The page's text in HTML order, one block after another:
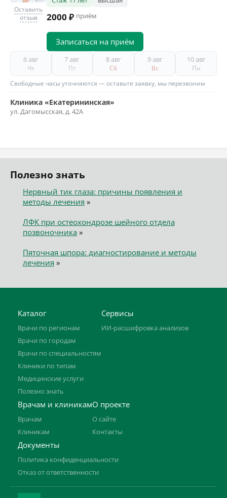
Оставить
отзыв
2000 ₽ приём
Записаться на приём
6 авг
Чт
7 авг
Пт
8 авг
Сб
9 авг
Вс
10 авг
Пн
Свободные часы уточняются — оставьте заявку, мы перезвоним
Клиника «Екатерининская»
ул. Дагомысская, д. 42А
Полезно знать
Нервный тик глаза: причины появления и
методы лечения »
ЛФК при остеохондрозе шейного отдела
позвоночника»
Пяточная шпора: диагностирование и методы
лечения »
Каталог
Врачи по регионам
Врачи по городам
Врачи по специальностям
Клиники по типам
Медицинские услуги
Полезно знать
Сервисы
ИИ-расшифровка анализов
Врачам и клиникам
Врачам
Клиникам
О проекте
О сайте
Контакты
Документы
Политика конфиденциальности
Отказ от ответственности